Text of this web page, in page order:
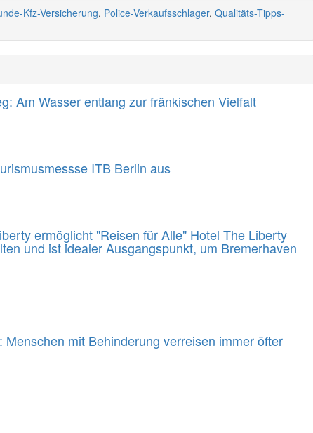
Kfz-Versicherung, Police-Verkaufsschlager, Qualitäts-Tipps-
Am Wasser entlang zur fränkischen Vielfalt
ITB Berlin aus
ermöglicht "Reisen für Alle" Hotel The Liberty
und ist idealer Ausgangspunkt, um Bremerhaven
Menschen mit Behinderung verreisen immer öfter